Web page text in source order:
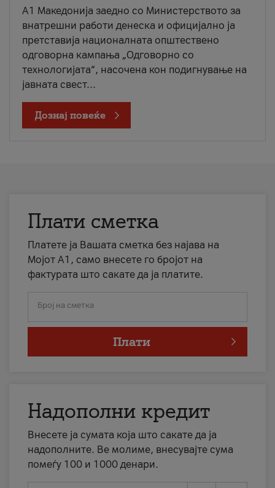
A1 Македонија заедно со Министерството за
внатрешни работи денеска и официјално ја
претставија националната општествено
одговорна кампања „Одговорно со
технологијата“, насочена кон подигнување на
јавната свест...
Дознај повеќе
Плати сметка
Платете ја Вашата сметка без најава на
Мојот А1, само внесете го бројот на
фактурата што сакате да ја платите.
Број на сметка
Плати
Надополни кредит
Внесете ја сумата која што сакате да ја
надополните. Ве молиме, внесувајте сума
помеѓу 100 и 1000 денари.